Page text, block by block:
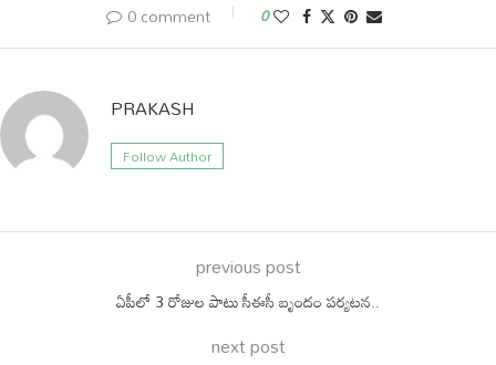
0 comment 0
PRAKASH
Follow Author
previous post
ఏపీలో 3 రోజుల పాటు సీఈసీ బృందం పర్యటన..
next post